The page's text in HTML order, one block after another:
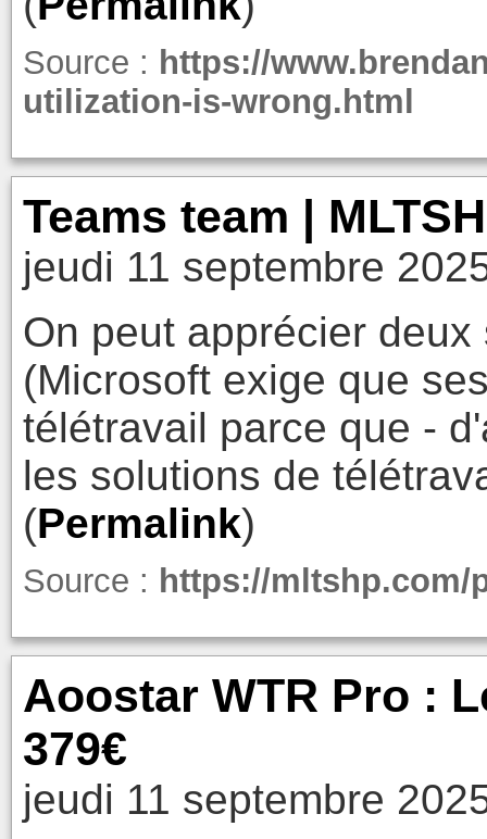
Source : https://
utilization-is-wrong.html
Teams team |
jeudi 11 septembre
On peut apprécier
(Microsoft exige que
télétravail parce que -
les solutions de
(Permalink)
Source : https://mltshp.com/
Aoostar WTR Pro :
379€
jeudi 11 septembre